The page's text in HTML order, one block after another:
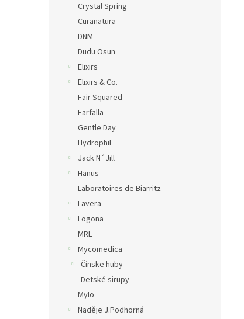
Crystal Spring
Curanatura
DNM
Dudu Osun
Elixirs
Elixirs & Co.
Fair Squared
Farfalla
Gentle Day
Hydrophil
Jack N´Jill
Hanus
Laboratoires de Biarritz
Lavera
Logona
MRL
Mycomedica
Čínske huby
Detské sirupy
Mylo
Naděje J.Podhorná